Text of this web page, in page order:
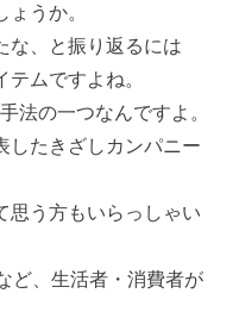
うか。
な、と振り返るには
ムですよね。
法の一つなんですよ。
したきざしカンパニー
思う方もいらっしゃい
ど、生活者・消費者が